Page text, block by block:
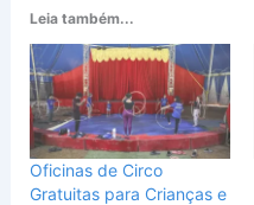
Leia também...
Oficinas de Circo
Gratuitas para Crianças e